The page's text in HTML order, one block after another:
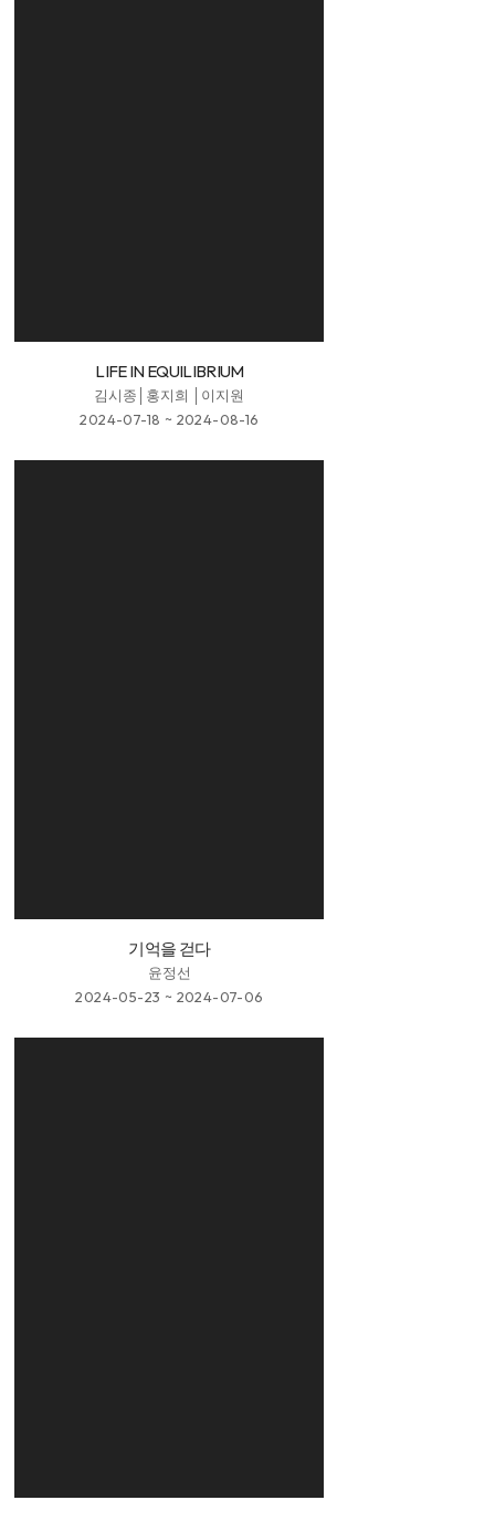
LIFE IN EQUILIBRIUM
김시종│홍지희 │이지원
2024-07-18 ~ 2024-08-16
기억을 걷다
윤정선
2024-05-23 ~ 2024-07-06